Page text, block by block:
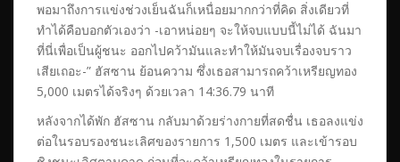
พอมาถึงการแข่งช่วงเย็นฉันก็เหนื่อยมากกว่าที่คิด สิ่งเดียวที่
ทำได้คือบอกตัวเองว่า -เอาหน่อยๆ จะให้จบแบบนี้ไม่ได้ ฉันมา
ที่นี่เพื่อเป็นผู้ชนะ ออกไปคว้ามันและทำให้มันจบเรื่องจบราว
เสียเถอะ-” ฮัสซาน ย้อนความ ซึ่งเธอสามารถคว้าเหรียญทอง
5,000 เมตรได้จริงๆ ด้วยเวลา 14:36.79 นาที
หลังจากได้พัก ฮัสซาน กลับมาด้วยร่างกายที่สดชื่น เธอลงแข่ง
ต่อในรอบรองชนะเลิศของรายการ 1,500 เมตร และเข้ารอบ